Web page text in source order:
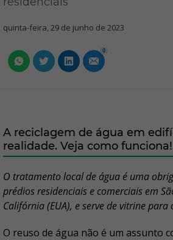
quinta-feira, 29 de junho de 2023
0
A reciclagem de água em
realidade. Veja como funciona!
O tratamento local de água é uma
prédios residenciais e comerciais em
Califórnia (EUA), e serve de vitrine
O reuso de água não é um assunto